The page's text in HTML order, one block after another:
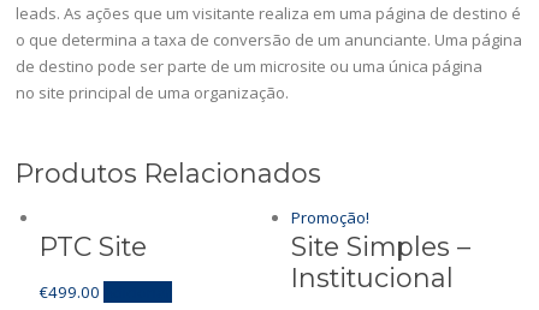
leads. As ações que um visitante realiza em uma página de destino é
o que determina a taxa de conversão de um anunciante. Uma página
de destino pode ser parte de um microsite ou uma única página
no site principal de uma organização.
Produtos Relacionados
PTC Site
€499.00
Promoção!
Site Simples –
Institucional